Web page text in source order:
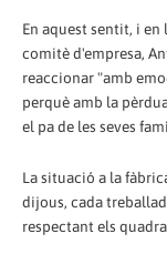
En aquest sentit, i
comitè d'empresa,
reaccionar "amb
perquè amb la
el pa de les seves
La situació a la
dijous, cada
respectant els